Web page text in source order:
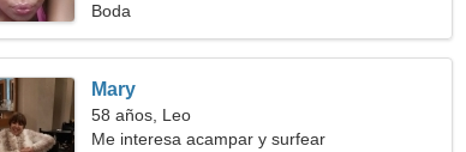
Boda
Mary
58 años, Leo
Me interesa acampar y surfear